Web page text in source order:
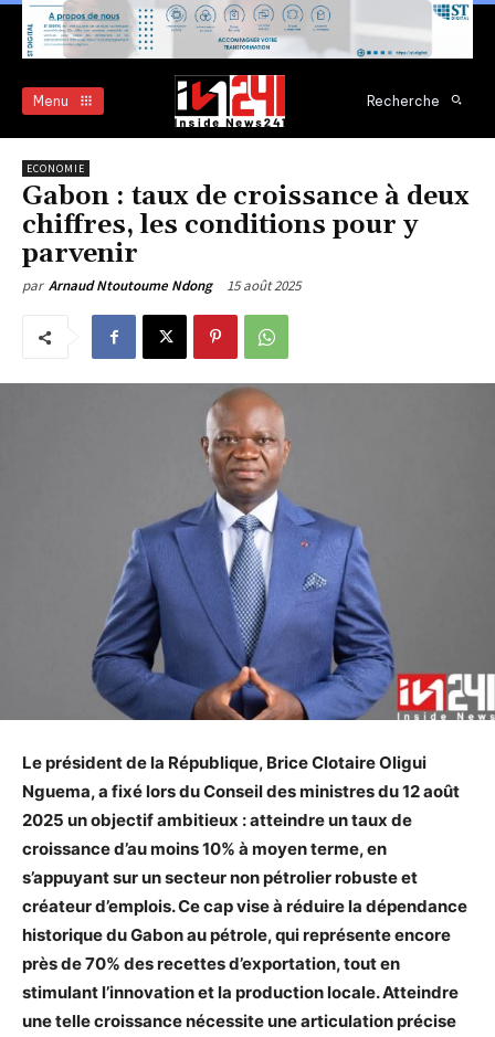
Menu Recherche
ECONOMIE
Gabon : taux de croissance à deux
chiffres, les conditions pour y
parvenir
par Arnaud Ntoutoume Ndong 15 août 2025
Le président de la République, Brice Clotaire Oligui
Nguema, a fixé lors du Conseil des ministres du 12 août
2025 un objectif ambitieux : atteindre un taux de
croissance d’au moins 10% à moyen terme, en
s’appuyant sur un secteur non pétrolier robuste et
créateur d’emplois. Ce cap vise à réduire la dépendance
historique du Gabon au pétrole, qui représente encore
près de 70% des recettes d’exportation, tout en
stimulant l’innovation et la production locale. Atteindre
une telle croissance nécessite une articulation précise